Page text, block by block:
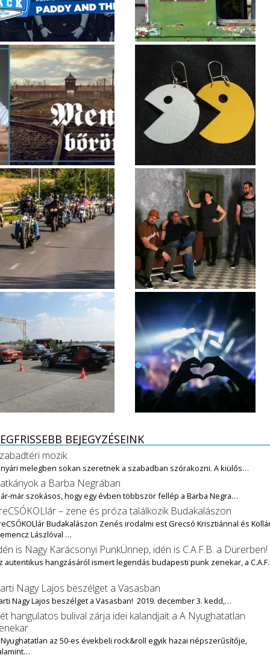
BEJEGYZÉSEINK
mozik
melegben sokan szeretnek a szabadban szórakozni. A kiülős…
a Barba Negrában
már szokásos, hogy egy évben többször fellép a Barba Negra…
– zene és próza találkozik Budakalászon
Budakalászon Zenés irodalmi est Grecsó Krisztiánnal és
Lászlóval …
is Nagy Karácsonyi PunkÜnnep, idén is C.A.F.B. a Dürerben!
autentikus hangzásáról ismert legendás budapesti punk zenekar, a
Nagy Lajos beszélget a Vasasban
Nagy Lajos beszélget a Vasasban! 2019. december 3. kedd,…
hangulatos bulival zárja idei kalandjait a A Nyughatatlan
az 50-es évekbeli rock&roll egyik hazai népszerűsítője,